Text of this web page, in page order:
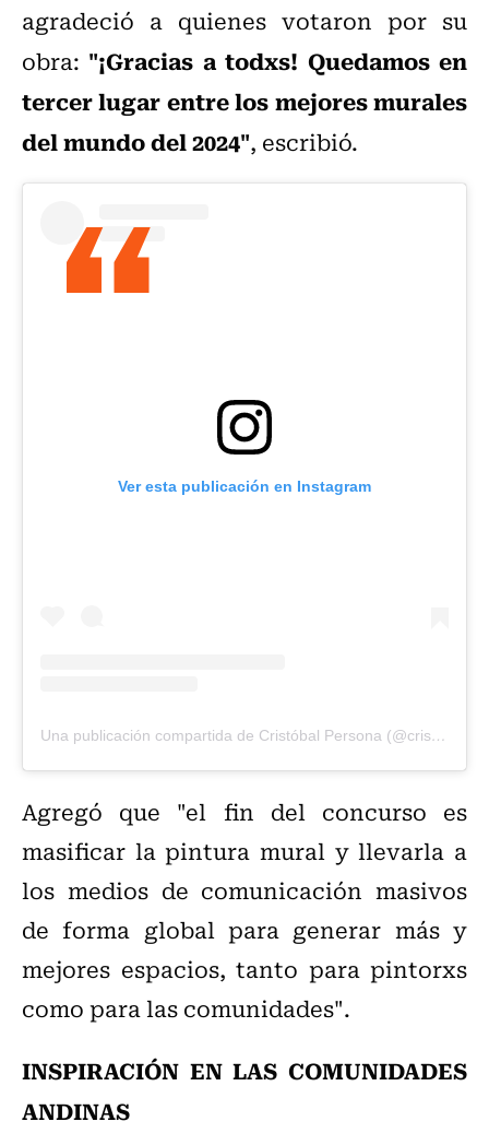
agradeció a quienes votaron por su
obra: "¡Gracias a todxs! Quedamos en
tercer lugar entre los mejores murales
del mundo del 2024", escribió.
Ver esta publicación en Instagram
Una publicación compartida de Cristóbal Persona (@cristobalpersona)
Agregó que "el fin del concurso es
masificar la pintura mural y llevarla a
los medios de comunicación masivos
de forma global para generar más y
mejores espacios, tanto para pintorxs
como para las comunidades".
INSPIRACIÓN EN LAS COMUNIDADES
ANDINAS